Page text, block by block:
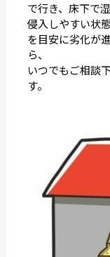
で行き、床下で
侵入しやすい状
を目安に劣化が
ら、
いつでもご相談
す。